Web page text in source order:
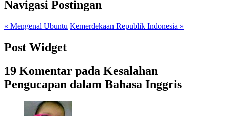
Navigasi Postingan
« Mengenal Ubuntu Kemerdekaan Republik Indonesia »
Post Widget
19 Komentar pada Kesalahan
Pengucapan dalam Bahasa Inggris